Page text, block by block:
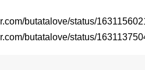
butatalove/status/
butatalove/status/